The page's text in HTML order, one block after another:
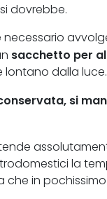
dovrebbe.
sacchetto per
lontano dalla luce.
si
la
in